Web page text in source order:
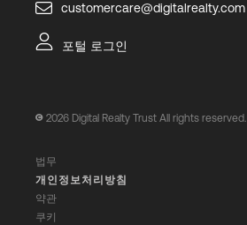
customercare@digitalrealty.com
포털 로그인
2026 Digital Realty Trust All rights reserved.
법무
개인정보처리방침
약관
쿠키